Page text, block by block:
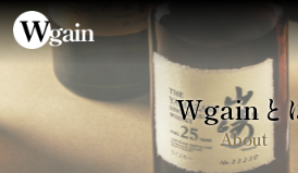
商品一覧
Wgainと
About